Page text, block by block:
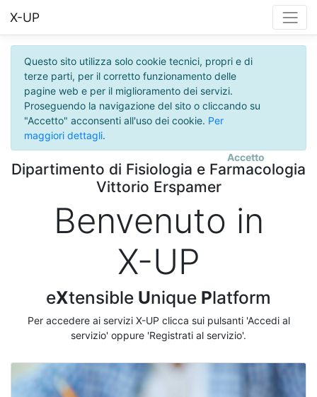
X-UP
Questo sito utilizza solo cookie tecnici, propri e di
terze parti, per il corretto funzionamento delle
pagine web e per il miglioramento dei servizi.
Proseguendo la navigazione del sito o cliccando su
"Accetto" acconsenti all'uso dei cookie. Per
maggiori dettagli.
Accetto
Dipartimento di Fisiologia e Farmacologia
Vittorio Erspamer
Benvenuto in
X-UP
eXtensible Unique Platform
Per accedere ai servizi X-UP clicca sui pulsanti 'Accedi al
servizio' oppure 'Registrati al servizio'.